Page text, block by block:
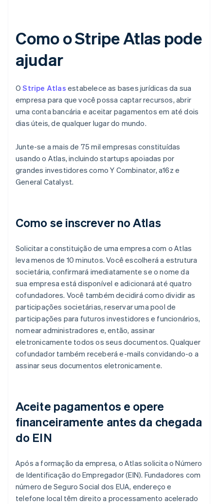
Como o Stripe Atlas pode
ajudar
OStripe Atlas estabelece as bases jurídicas da sua
empresa para que você possa captar recursos, abrir
uma conta bancária e aceitar pagamentos em até dois
dias úteis, de qualquer lugar do mundo.
Junte-se a mais de 75 mil empresas constituídas
usando o Atlas, incluindo startups apoiadas por
grandes investidores como Y Combinator, a16z e
General Catalyst.
Como se inscrever no Atlas
Solicitar a constituição de uma empresa com o Atlas
leva menos de 10 minutos. Você escolherá a estrutura
societária, confirmará imediatamente se o nome da
sua empresa está disponível e adicionará até quatro
cofundadores. Você também decidirá como dividir as
participações societárias, reservar uma pool de
participações para futuros investidores e funcionários,
nomear administradores e, então, assinar
eletronicamente todos os seus documentos. Qualquer
cofundador também receberá e-mails convidando-o a
assinar seus documentos eletronicamente.
Aceite pagamentos e opere
financeiramente antes da chegada
do EIN
Após a formação da empresa, o Atlas solicita o Número
de Identificação do Empregador (EIN). Fundadores com
número de Seguro Social dos EUA, endereço e
telefone local têm direito a processamento acelerado